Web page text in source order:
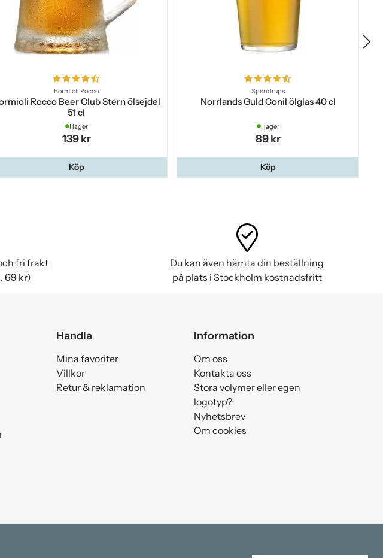
Bormioli Rocco
Rocco Beer Club Stern ölsejdel
51 cl
I lager
139 kr
Köp
Spendrups
Norrlands Guld Conil ölglas 40 cl
I lager
89 kr
Köp
fri frakt
69 kr)
Du kan även hämta din beställning
på plats i Stockholm kostnadsfritt
Handla
Mina favoriter
Villkor
Retur & reklamation
Information
Om oss
Kontakta oss
Stora volymer eller egen
logotyp?
Nyhetsbrev
Om cookies